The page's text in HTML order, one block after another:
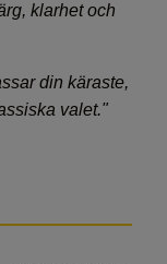
klarhet och
din käraste,
valet."